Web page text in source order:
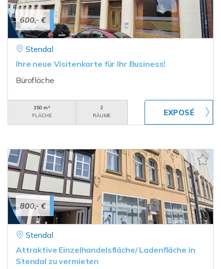
600,- €
Stendal
Ihre neue Visitenkarte für Ihr Business!
Bürofläche
150 m²
FLÄCHE
2
RÄUME
800,- €
Stendal
Attraktive Einzelhandelsfläche/ Ladenfläche in
Stendal zu vermieten